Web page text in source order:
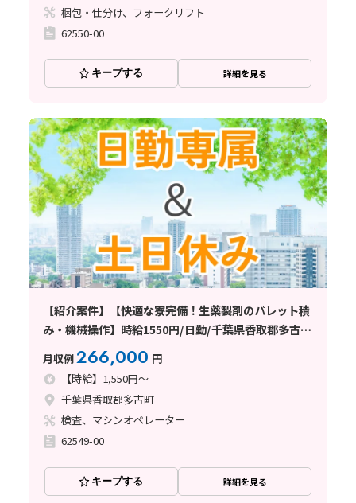
梱包・仕分け、フォークリフト
62550-00
キープする 詳細を見る
【紹介案件】【快適な寮完備！生薬製剤のパレット積
み・機械操作】時給1550円/日勤/千葉県香取郡多古
町/土日祝休み/空調完備/未経験OK/残業少なめ/住み
込みWORKも大歓迎です
月収例266,000 円
【時給】1,550円～
千葉県香取郡多古町
検査、マシンオペレーター
62549-00
キープする 詳細を見る